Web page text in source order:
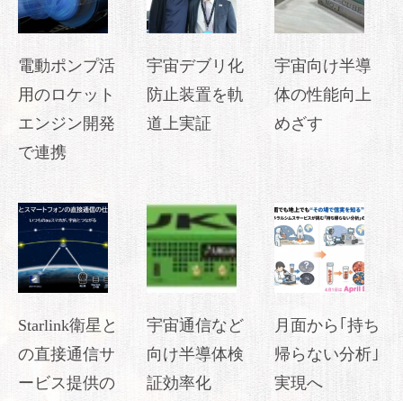
電動ポンプ活
用のロケット
エンジン開発
で連携
宇宙デブリ化
防止装置を軌
道上実証
宇宙向け半導
体の性能向上
めざす
Starlink衛星と
の直接通信サ
ービス提供の
宇宙通信など
向け半導体検
証効率化
月面から｢持ち
帰らない分析｣
実現へ